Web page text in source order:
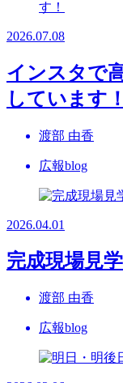
2026.07.08
インスタで
しています！
渡部 由香
広報blog
2026.04.01
完成現場見
渡部 由香
広報blog